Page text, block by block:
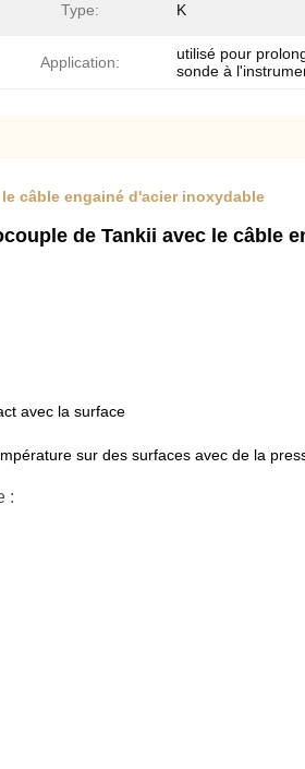
Type: K
Application:
utilisé pour
sonde à
câble engainé d'acier inoxydable
de Tankii avec le câble
avec la surface
sur des surfaces avec de la
: